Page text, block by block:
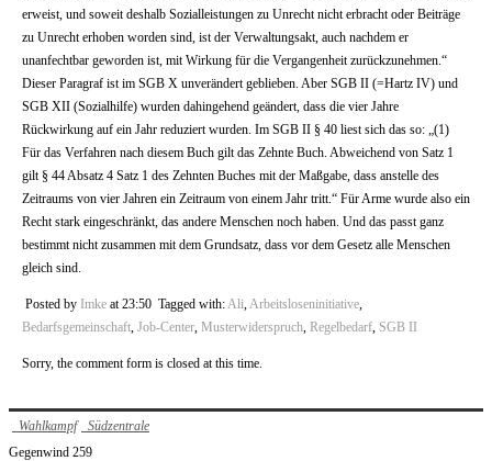
erweist, und soweit deshalb Sozialleistungen zu Unrecht nicht erbracht oder Beiträge
zu Unrecht erhoben worden sind, ist der Verwaltungsakt, auch nachdem er
unanfechtbar geworden ist, mit Wirkung für die Vergangenheit zurückzunehmen.“
Dieser Paragraf ist im SGB X unverändert geblieben. Aber SGB II (=Hartz IV) und
SGB XII (Sozialhilfe) wurden dahingehend geändert, dass die vier Jahre
Rückwirkung auf ein Jahr reduziert wurden. Im SGB II § 40 liest sich das so: „(1)
Für das Verfahren nach diesem Buch gilt das Zehnte Buch. Abweichend von Satz 1
gilt § 44 Absatz 4 Satz 1 des Zehnten Buches mit der Maßgabe, dass anstelle des
Zeitraums von vier Jahren ein Zeitraum von einem Jahr tritt.“ Für Arme wurde also ein
Recht stark eingeschränkt, das andere Menschen noch haben. Und das passt ganz
bestimmt nicht zusammen mit dem Grundsatz, dass vor dem Gesetz alle Menschen
gleich sind.
Posted by Imke at 23:50 Tagged with: Ali Arbeitsloseninitiative
Bedarfsgemeinschaft Job-Center Musterwiderspruch Regelbedarf SGB II
Sorry, the comment form is closed at this time.
Wahlkampf
Südzentrale
Gegenwind 259